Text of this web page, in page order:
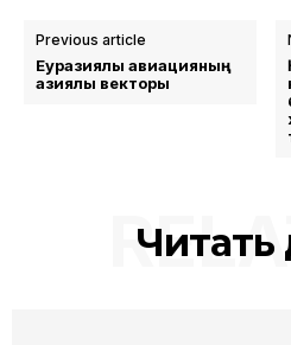
Previous article
Еуразиялық авиацияның
азиялық векторы
Читать